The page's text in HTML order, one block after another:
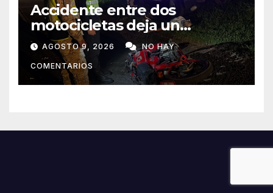
Accidente entre dos
motocicletas deja un
fallecido y dos heridos en Yby
Yaú
AGOSTO 9, 2026 NO HAY
COMENTARIOS